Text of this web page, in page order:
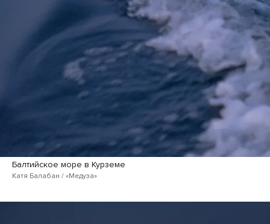
Балтийское море в Курземе
Катя Балабан / «Медуза»